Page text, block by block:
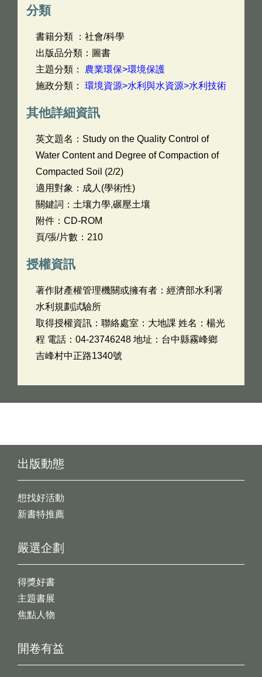
分類
書籍分類 ：社會/科學
出版品分類：圖書
主題分類： 農業環保>環境保護
施政分類： 環境資源>水利與水資源>水利技術
其他詳細資訊
英文題名： Study on the Quality Control of
Water Content and Degree of Compaction of
Compacted Soil (2/2)
適用對象：成人(學術性)
關鍵詞：土壤力學,碾壓土壤
附件：CD-ROM
頁/張/片數：210
授權資訊
著作財產權管理機關或擁有者：經濟部水利署
水利規劃試驗所
取得授權資訊：聯絡處室：大地課 姓名：楊光
程 電話：04-23746248 地址：台中縣霧峰鄉
吉峰村中正路1340號
出版動態
想找好活動
新書特推薦
開卷有益
嚴選企劃
得獎好書
主題書展
焦點人物